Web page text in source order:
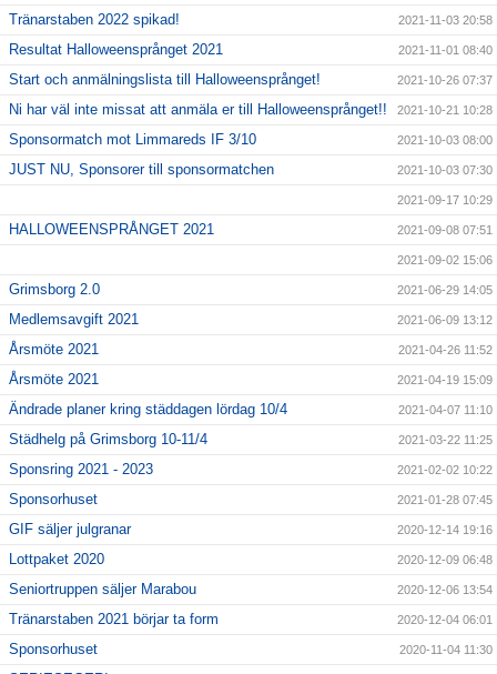
Tränarstaben 2022 spikad! 2021-11-03 20:58
Resultat Halloweensprånget 2021 2021-11-01 08:40
Start och anmälningslista till Halloweensprånget! 2021-10-26 07:37
Ni har väl inte missat att anmäla er till Halloweensprånget!! 2021-10-21 10:28
Sponsormatch mot Limmareds IF 3/10 2021-10-03 08:00
JUST NU, Sponsorer till sponsormatchen 2021-10-03 07:30
2021-09-17 10:29
HALLOWEENSPRÅNGET 2021 2021-09-08 07:51
2021-09-02 15:06
Grimsborg 2.0 2021-06-29 14:05
Medlemsavgift 2021 2021-06-09 13:12
Årsmöte 2021 2021-04-26 11:52
Årsmöte 2021 2021-04-19 15:09
Ändrade planer kring städdagen lördag 10/4 2021-04-07 11:10
Städhelg på Grimsborg 10-11/4 2021-03-22 11:25
Sponsring 2021 - 2023 2021-02-02 10:22
Sponsorhuset 2021-01-28 07:45
GIF säljer julgranar 2020-12-14 19:16
Lottpaket 2020 2020-12-09 06:48
Seniortruppen säljer Marabou 2020-12-06 13:54
Tränarstaben 2021 börjar ta form 2020-12-04 06:01
Sponsorhuset 2020-11-04 11:30